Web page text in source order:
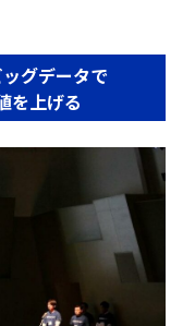
グデータで
を上げる